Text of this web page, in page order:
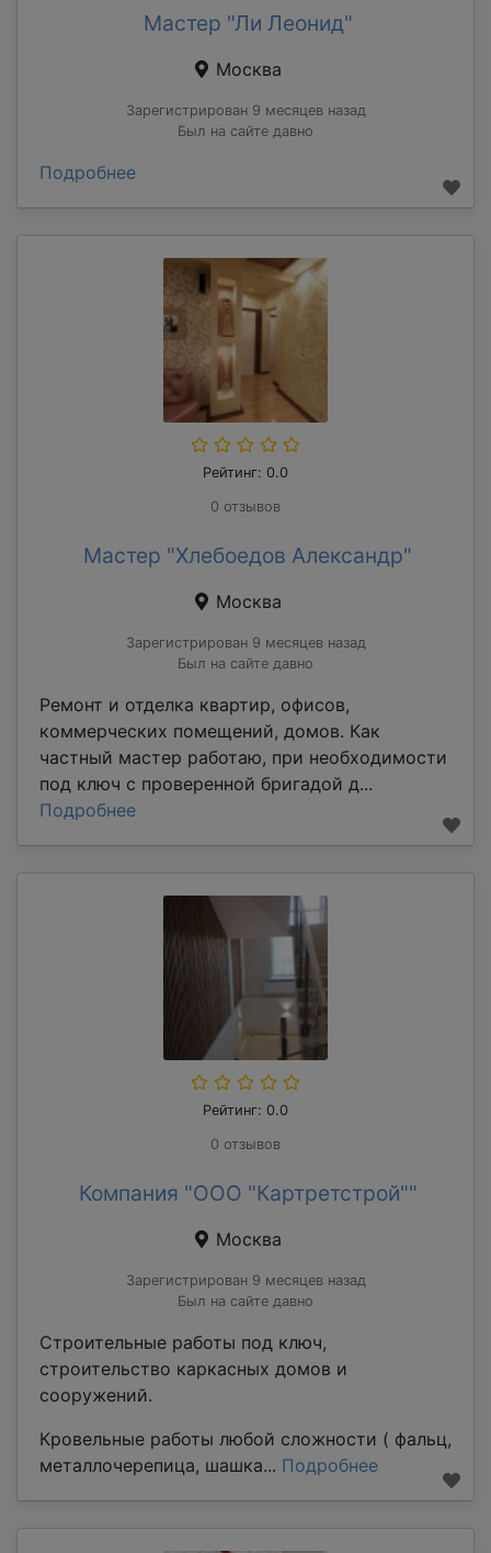
Мастер "Ли Леонид"
Москва
Зарегистрирован 9 месяцев назад
Был на сайте давно
Подробнее
Рейтинг: 0.0
0 отзывов
Мастер "Хлебоедов Александр"
Москва
Зарегистрирован 9 месяцев назад
Был на сайте давно
Ремонт и отделка квартир, офисов,
коммерческих помещений, домов. Как
частный мастер работаю, при необходимости
под ключ с проверенной бригадой д...
Подробнее
Рейтинг: 0.0
0 отзывов
Компания "ООО "Картретстрой""
Москва
Зарегистрирован 9 месяцев назад
Был на сайте давно
Строительные работы под ключ,
строительство каркасных домов и
сооружений.
Кровельные работы любой сложности ( фальц,
металлочерепица, шашка... Подробнее